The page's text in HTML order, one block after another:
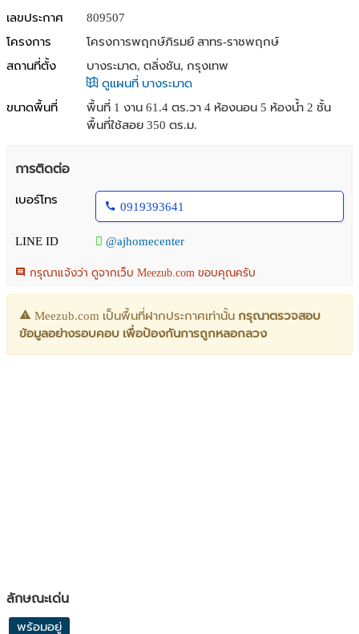
เลขประกาศ
809507
โครงการ
โครงการพฤกษ์ภิรมย์ สาทร-ราชพฤกษ์
สถานที่ตั้ง
บางระมาด, ตลิ่งชัน, กรุงเทพ
ดูแผนที่ บางระมาด
ขนาดพื้นที่
พื้นที่ 1 งาน 61.4 ตร.วา 4 ห้องนอน 5 ห้องน้ำ 2 ชั้น
พื้นที่ใช้สอย 350 ตร.ม.
การติดต่อ
เบอร์โทร
0919393641
LINE ID @ajhomecenter
กรุณาแจ้งว่า ดูจากเว็บ Meezub.com ขอบคุณครับ
Meezub.com เป็นพื้นที่ฝากประกาศเท่านั้น กรุณาตรวจสอบ
ข้อมูลอย่างรอบคอบ เพื่อป้องกันการถูกหลอกลวง
ลักษณะเด่น
พร้อมอยู่